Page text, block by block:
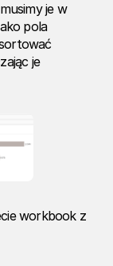
je w
pola
je
workbook z